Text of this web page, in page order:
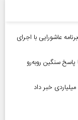
عاشورایی با اجرای
سنگین روبه‌رو